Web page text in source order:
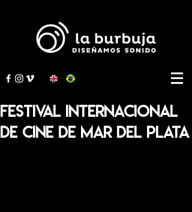
Festival Internacional
de Cine de Mar del Plata